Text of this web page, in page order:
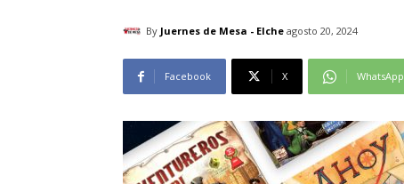
By Juernes de Mesa - Elche agosto 20, 2024
Facebook X WhatsApp